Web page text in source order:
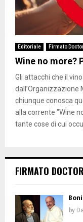
Editoriale Firmato
Wine no more?
Gli attacchi che il
dall’Organizzazione
chiunque conosca
alla corrente "Wine
tante cose di cui
FIRMATO
by